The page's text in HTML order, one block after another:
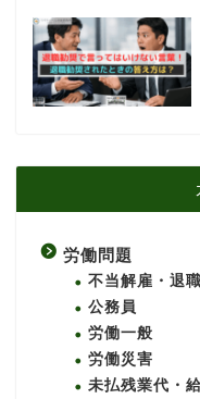
労働問題
不当解雇・退
公務員
労働一般
労働災害
未払残業代・